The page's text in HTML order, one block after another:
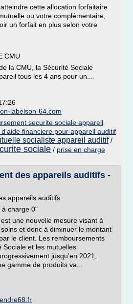
cette allocation forfaitaire
ou votre complémentaire,
un forfait en plus selon votre
CMU
la CMU, la Sécurité Sociale
tous les 4 ans pour un...
labelson-64.com
securite sociale appareil
financiere pour appareil auditif
socialiste appareil auditif/
sociale / prise en charge
des appareils auditifs -
appareils auditifs
à charge 0"
une nouvelle mesure visant à
et donc à diminuer le montant
le client. Les remboursements
Sociale et les mutuelles
jusqu'en 2021,
gamme de produits va...